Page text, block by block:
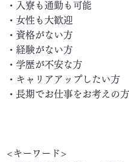
・入寮も通勤も可能
・女性も大歓迎
・資格がない方
・経験がない方
・学歴が不安な方
・キャリアアップしたい方
・長期でお仕事をお考えの方
<キーワード>